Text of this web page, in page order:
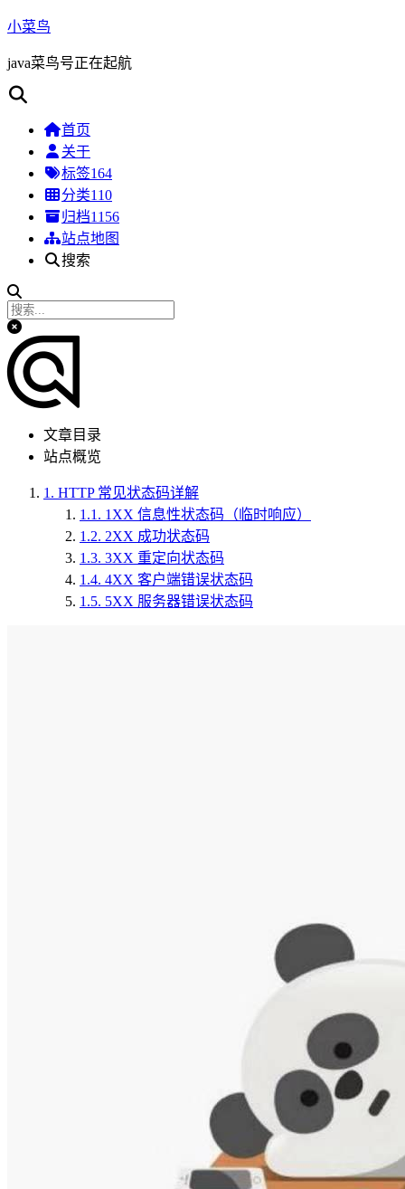
小菜鸟
java菜鸟号正在起航
首页
关于
标签164
分类110
归档1156
站点地图
搜索
文章目录
站点概览
1. HTTP 常见状态码详解
1.1. 1XX 信息性状态码（临时响应）
1.2. 2XX 成功状态码
1.3. 3XX 重定向状态码
1.4. 4XX 客户端错误状态码
1.5. 5XX 服务器错误状态码